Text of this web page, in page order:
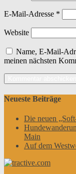
E-Mail-Adresse *
Website
Name, E-Mail-
meinen nächsten
Neueste Beiträge
Die neuen
Main
Auf dem